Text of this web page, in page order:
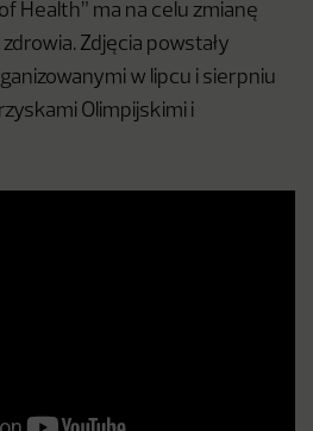
Health” ma na celu zmianę
Zdjęcia powstały
w lipcu i sierpniu
Olimpijskimi i